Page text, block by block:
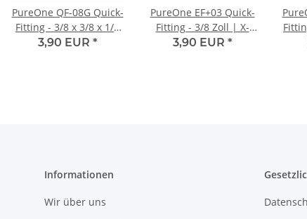
PureOne QF-08G Quick-
Fitting - 3/8 x 3/8 x 1/4
(AG) Zoll | T-Form
3,90 EUR *
PureOne EF+03 Quick-
Fitting - 3/8 Zoll | X-
Form
3,90 EUR *
Informationen
Wir über uns